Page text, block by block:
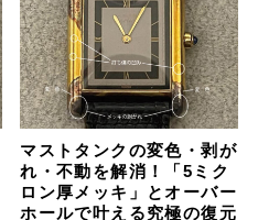
マストタンクの変色・剥が
れ・不動を解消！「5ミク
ロン厚メッキ」とオーバー
ホールで叶える究極の復元